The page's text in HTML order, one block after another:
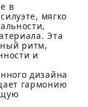
в
мягко
Эта
ритм,
и
дизайна
гармонию